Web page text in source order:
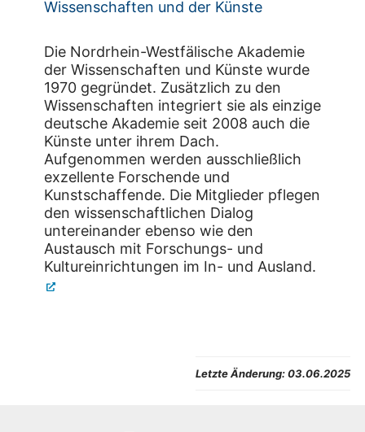
Wissenschaften und der Künste
Die Nordrhein-Westfälische Akademie
der Wissenschaften und Künste wurde
1970 gegründet. Zusätzlich zu den
Wissenschaften integriert sie als einzige
deutsche Akademie seit 2008 auch die
Künste unter ihrem Dach.
Aufgenommen werden ausschließlich
exzellente Forschende und
Kunstschaffende. Die Mitglieder pflegen
den wissenschaftlichen Dialog
untereinander ebenso wie den
Austausch mit Forschungs- und
Kultureinrichtungen im In- und Ausland.
Letzte Änderung:03.06.2025